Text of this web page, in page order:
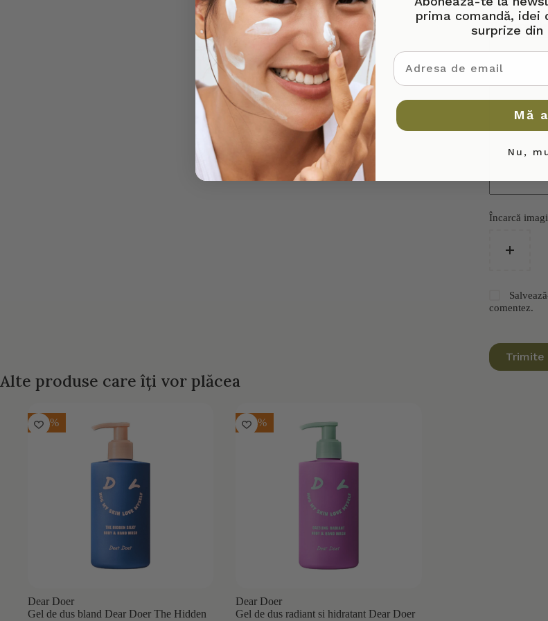
Titlu recenzie
Recenzia ta
Încarcă
comentez.
Trimite
Alte produse care îți vor plăcea
-15%
Dear Doer
Gel de dus bland Dear Doer The Hidden
-15%
Dear Doer
Gel de dus radiant si hidratant Dear Doer
prima comandă, idei
surprize din
adresa de email
Mă
Nu,